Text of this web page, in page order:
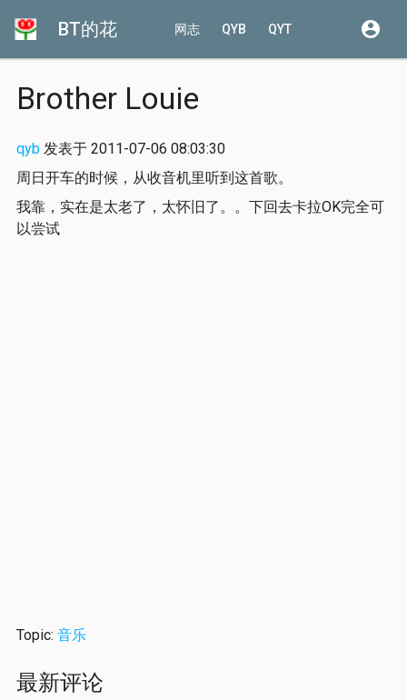
BT的花 网志 QYB QYT account_circle
Brother Louie
qyb 发表于 2011-07-06 08:03:30
周日开车的时候，从收音机里听到这首歌。
我靠，实在是太老了，太怀旧了。。下回去卡拉OK完全可
以尝试
Topic: 音乐
最新评论